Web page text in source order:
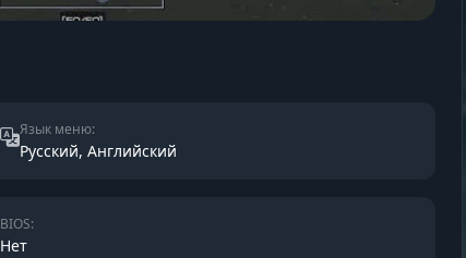
Язык меню:
Русский, Английский
BIOS:
Нет